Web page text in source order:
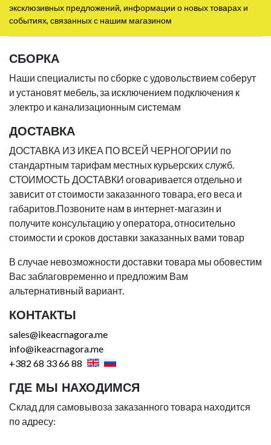
эксклюзивных предложений, информации о новых товарах и
событиях, связанных с нашим магазином
СБОРКА
Наши специалисты по сборке с удовольствием соберут
и установят мебель, за исключением подключения к
электро и канализационным системам
ДОСТАВКА
ДОСТАВКА ИЗ ИКЕА ПО ВСЕЙ ЧЕРНОГОРИИ по
стандартным тарифам местных курьерских служб.
СТОИМОСТЬ ДОСТАВКИ оговаривается отдельно и
зависит от стоимости заказанного товара, его веса и
габаритов.Позвоните нам в интернет-магазин и
получите консультацию у оператора, относительно
стоимости и сроков доставки заказанных вами товар
В случае невозможности доставки товара мы обовестим
Вас заблаговременно и предложим Вам
альтернативный вариант.
КОНТАКТЫ
sales@ikeacrnagora.me
info@ikeacrnagora.me
+382 68 33 66 88
ГДЕ МЫ НАХОДИМСЯ
Склад для самовывоза заказанного товара находится
по адресу: